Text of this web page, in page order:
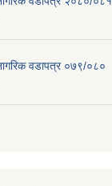
वडापत्र ०७९/०८०